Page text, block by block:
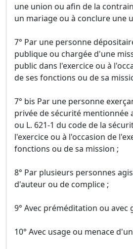
une union ou afin de la
un mariage ou à conclure une
7° Par une personne
publique ou chargée d'une
public dans l'exercice ou à
de ses fonctions ou de sa
7° bis Par une personne
privée de sécurité mentionnée
ou L. 621-1 du code de la
l'exercice ou à l'occasion de
fonctions ou de sa mission ;
8° Par plusieurs personnes
d'auteur ou de complice ;
9° Avec préméditation ou avec
10° Avec usage ou menace